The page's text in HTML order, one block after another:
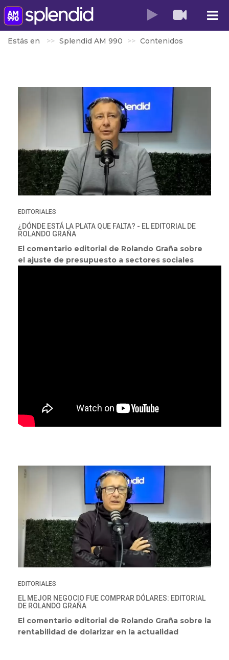
Estás en Splendid AM 990 Contenidos
EDITORIALES
¿DÓNDE ESTÁ LA PLATA QUE FALTA? - EL EDITORIAL DE
ROLANDO GRAÑA
El comentario editorial de Rolando Graña sobre
el ajuste de presupuesto a sectores sociales
EDITORIALES
EL MEJOR NEGOCIO FUE COMPRAR DÓLARES: EDITORIAL
DE ROLANDO GRAÑA
El comentario editorial de Rolando Graña sobre la
rentabilidad de dolarizar en la actualidad